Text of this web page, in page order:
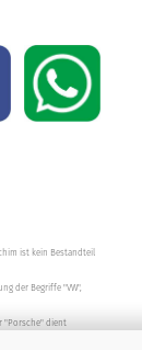
ist kein Bestandteil
der Begriffe "VW",
"Porsche" dient